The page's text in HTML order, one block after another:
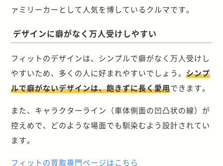
ァミリーカーとして人気を博しているクルマです。
デザインに癖がなく万人受けしやすい
フィットのデザインは、シンプルで癖がなく万人受けし
やすいため、多くの人に好まれやすいでしょう。シンプ
ルで癖がないデザインは、飽きずに長く愛用できます。
また、キャラクターライン（車体側面の凹凸状の線）が
控えめで、どのような場面でも馴染むよう設計されてい
ます。
フィットの買取専門ページはこちら